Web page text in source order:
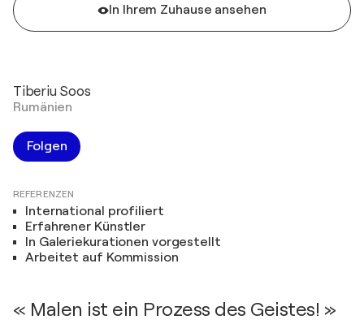
In Ihrem Zuhause ansehen
Tiberiu Soos
Rumänien
Folgen
REFERENZEN
International profiliert
Erfahrener Künstler
In Galeriekurationen vorgestellt
Arbeitet auf Kommission
« Malen ist ein Prozess des Geistes! »